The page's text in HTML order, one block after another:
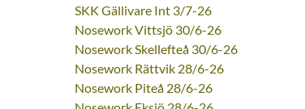
SKK Gällivare Int 3/7-26
Nosework Vittsjö 30/6-26
Nosework Skellefteå 30/6-26
Nosework Rättvik 28/6-26
Nosework Piteå 28/6-26